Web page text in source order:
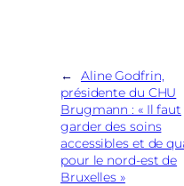
←
Aline Godfrin,
présidente du CHU
Brugmann : « Il faut
garder des soins
accessibles et de
pour le nord-est de
Bruxelles »